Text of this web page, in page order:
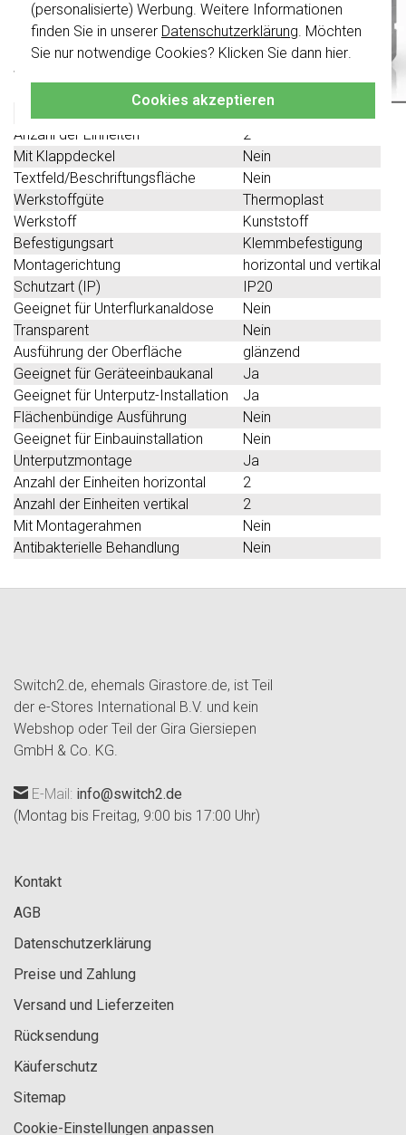
(personalisierte) Werbung. Weitere Informationen
finden Sie in unserer Datenschutzerklärung. Möchten
Sie nur notwendige Cookies? Klicken Sie dann hier.
Cookies akzeptieren
Technische Spezifikationen
Spezifikation
Anzahl der Einheiten
2
Mit Klappdeckel
Nein
Textfeld/Beschriftungsfläche
Nein
Werkstoffgüte
Thermoplast
Werkstoff
Kunststoff
Befestigungsart
Klemmbefestigung
Montagerichtung
horizontal und vertikal
Schutzart (IP)
IP20
Geeignet für Unterflurkanaldose
Nein
Transparent
Nein
Ausführung der Oberfläche
glänzend
Geeignet für Geräteeinbaukanal
Ja
Geeignet für Unterputz-Installation
Ja
Flächenbündige Ausführung
Nein
Geeignet für Einbauinstallation
Nein
Unterputzmontage
Ja
Anzahl der Einheiten horizontal
2
Anzahl der Einheiten vertikal
2
Mit Montagerahmen
Nein
Antibakterielle Behandlung
Nein
Switch2.de, ehemals Girastore.de, ist Teil
der e-Stores International B.V. und kein
Webshop oder Teil der Gira Giersiepen
GmbH & Co. KG.
E-Mail: info@switch2.de
(Montag bis Freitag, 9:00 bis 17:00 Uhr)
Kontakt
AGB
Datenschutzerklärung
Preise und Zahlung
Versand und Lieferzeiten
Rücksendung
Käuferschutz
Sitemap
Cookie-Einstellungen anpassen
2024 kombinierbar.
Klicken Sie hier
für weitere Informationen,
damit Sie immer das Richtige bestellen.